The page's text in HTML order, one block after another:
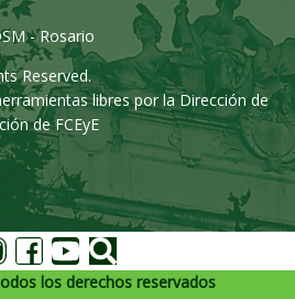
- Rosario
Reserved.
libres por la Dirección de
de FCEyE
los derechos reservados